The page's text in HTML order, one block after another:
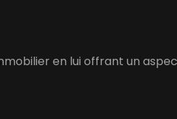
en lui offrant un